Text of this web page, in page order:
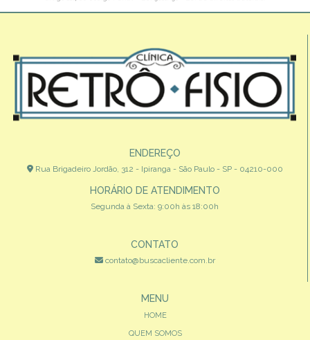
ENDEREÇO
Rua Brigadeiro Jordão, 312 - Ipiranga - São Paulo - SP - 04210-000
HORÁRIO DE ATENDIMENTO
Segunda à Sexta: 9:00h às 18:00h
CONTATO
contato@buscacliente.com.br
MENU
HOME
QUEM SOMOS